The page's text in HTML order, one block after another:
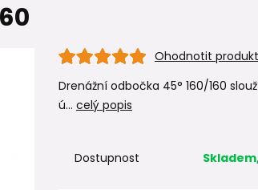
Ohodnotit produkt
Drenážní odbočka 45° 160/160
ú... celý popis
Dostupnost